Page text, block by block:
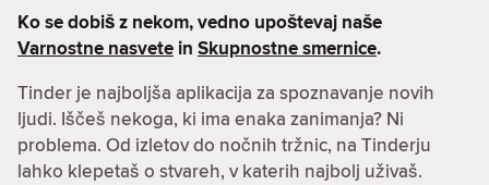
Ko se dobiš z nekom, vedno upoštevaj naše
Varnostne nasvete in Skupnostne smernice.
Tinder je najboljša aplikacija za spoznavanje novih
ljudi. Iščeš nekoga, ki ima enaka zanimanja? Ni
problema. Od izletov do nočnih tržnic, na Tinderju
lahko klepetaš o stvareh, v katerih najbolj uživaš.